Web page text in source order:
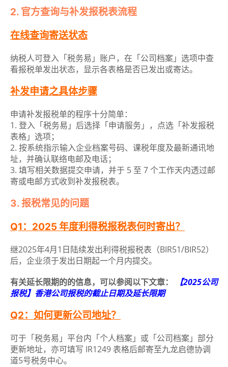
2. 官方查询与补发报税表流程
在线查询寄送状态
纳税人可登入「税务易」账户，在「公司档案」选项中查
看报税单发出状态，显示各表格是否已发出或寄达。
补发申请之具体步骤
申请补发报税单的程序十分简单：
1. 登入「税务易」后选择「申请服务」，点选「补发报税
表格」选项；
2. 按系统指示输入企业档案号码、课税年度及最新通讯地
址，并确认联络电邮及电话；
3. 填写相关数据提交申请，并于 5 至 7 个工作天内透过邮
寄或电邮方式收到补发报税表。
3. 报税常见的问题
Q1：2025 年度利得税报税表何时寄出？
继2025年4月1日陆续发出利得税报税表（BIR51/BIR52）
后，企业须于发出日期起一个月内提交。
有关延长限期的的信息，可以参阅以下文章：
【2025公司
报税】香港公司报税的截止日期及延长限期
Q2：如何更新公司地址？
可于「税务易」平台内「个人档案」或「公司档案」部分
更新地址，亦可填写 IR1249 表格后邮寄至九龙启德协调
道5号税务中心。